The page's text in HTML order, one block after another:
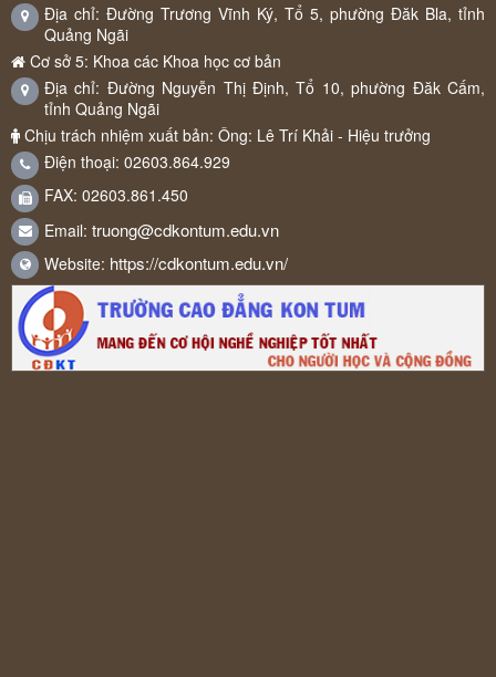
Địa chỉ: Đường Trương Vĩnh Ký, Tổ 5, phường Đăk Bla, tỉnh
Quảng Ngãi
Cơ sở 5: Khoa các Khoa học cơ bản
Địa chỉ: Đường Nguyễn Thị Định, Tổ 10, phường Đăk Cấm,
tỉnh Quảng Ngãi
Chịu trách nhiệm xuất bản: Ông: Lê Trí Khải - Hiệu trưởng
Điện thoại: 02603.864.929
FAX: 02603.861.450
Email: truong@cdkontum.edu.vn
Website: https://cdkontum.edu.vn/